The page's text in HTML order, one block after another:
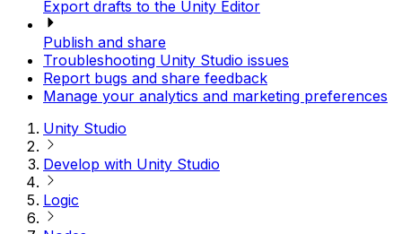
Export drafts to the Unity Editor
Publish and share
Troubleshooting Unity Studio issues
Report bugs and share feedback
Manage your analytics and marketing preferences
Unity Studio
Develop with Unity Studio
Logic